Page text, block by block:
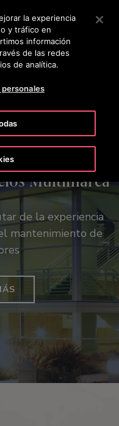
principal
BUSCAR
en realidad
integra varias
Tenga acceso a
y opciones
clics.
pasión.
de moverte.
Multimarca
de la experiencia
mantenimiento de
la experiencia
y tráfico en
información
de las redes
de analítica.